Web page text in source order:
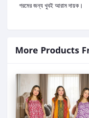
গরমের জন্য খুবই আরাম দায়ক।
More Products